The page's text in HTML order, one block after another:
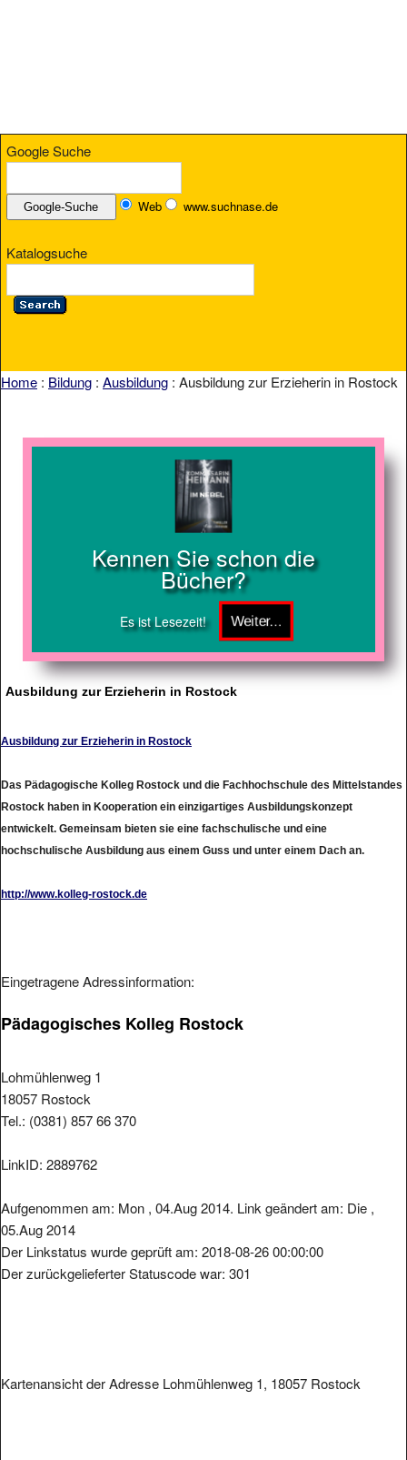
Google Suche
Web www.suchnase.de
Katalogsuche
Home : Bildung : Ausbildung : Ausbildung zur Erzieherin in Rostock
Kennen Sie schon die
Bücher?
Es ist Lesezeit!
Ausbildung zur Erzieherin in Rostock
Ausbildung zur Erzieherin in Rostock
Das Pädagogische Kolleg Rostock und die Fachhochschule des Mittelstandes
Rostock haben in Kooperation ein einzigartiges Ausbildungskonzept
entwickelt. Gemeinsam bieten sie eine fachschulische und eine
hochschulische Ausbildung aus einem Guss und unter einem Dach an.
http://www.kolleg-rostock.de
Eingetragene Adressinformation:
Pädagogisches Kolleg Rostock
Lohmühlenweg 1
18057 Rostock
Tel.: (0381) 857 66 370
LinkID: 2889762
Aufgenommen am: Mon , 04.Aug 2014. Link geändert am: Die ,
05.Aug 2014
Der Linkstatus wurde geprüft am: 2018-08-26 00:00:00
Der zurückgelieferter Statuscode war: 301
Kartenansicht der Adresse Lohmühlenweg 1, 18057 Rostock